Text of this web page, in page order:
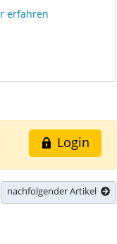
erfahren
Login
nachfolgender Artikel